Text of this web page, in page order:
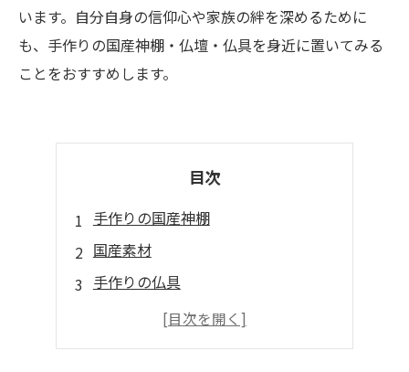
います。自分自身の信仰心や家族の絆を深めるために
も、手作りの国産神棚・仏壇・仏具を身近に置いてみる
ことをおすすめします。
目次
手作りの国産神棚
国産素材
手作りの仏具
手作りの仏壇